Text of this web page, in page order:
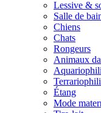
Lessive &
Salle de
Chiens
Chats
Rongeurs
Animaux
Étang
Mode